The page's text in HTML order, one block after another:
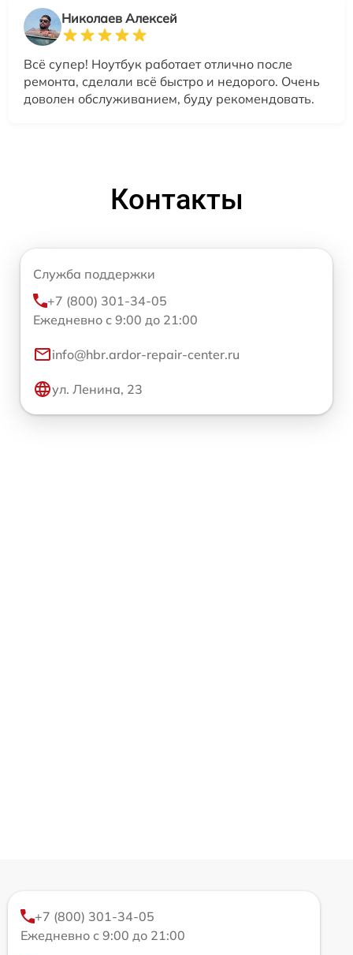
Николаев Алексей
Всё супер! Ноутбук работает отлично после
ремонта, сделали всё быстро и недорого. Очень
доволен обслуживанием, буду рекомендовать.
Контакты
Служба поддержки
+7 (800) 301-34-05
Ежедневно с 9:00 до 21:00
info@hbr.ardor-repair-center.ru
ул. Ленина, 23
+7 (800) 301-34-05
Ежедневно с 9:00 до 21:00